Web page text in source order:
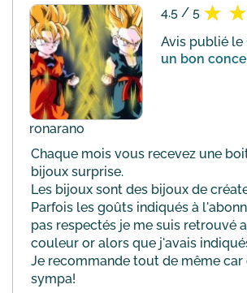
ronarano
4.5 / 5
Avis publié
un bon
Chaque mois vous recevez une
bijoux surprise.
Les bijoux sont des bijoux de
Parfois les goûts indiqués à
pas respectés je me suis retrouvé
couleur or alors que j'avais
Je recommande tout de même
sympa!